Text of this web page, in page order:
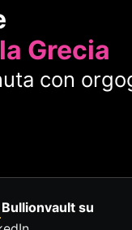
Grecia
con
su